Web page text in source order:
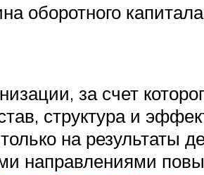
оборотного
за счет
структура и
на результаты
направлениями